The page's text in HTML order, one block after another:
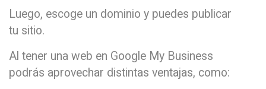
Luego, escoge un dominio y puedes publicar
tu sitio.
Al tener una web en Google My Business
podrás aprovechar distintas ventajas, como: